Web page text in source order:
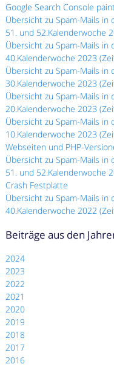
Google Search Console
Übersicht zu Spam-Mails in
51. und 52.Kalenderwoche
Übersicht zu Spam-Mails in
40.Kalenderwoche 2023
Übersicht zu Spam-Mails in
30.Kalenderwoche 2023
Übersicht zu Spam-Mails in
20.Kalenderwoche 2023
Übersicht zu Spam-Mails in
10.Kalenderwoche 2023
Webseiten und PHP-
Übersicht zu Spam-Mails in
51. und 52.Kalenderwoche
Crash Festplatte
Übersicht zu Spam-Mails in
40.Kalenderwoche 2022
Beiträge aus den
2024
2023
2022
2021
2020
2019
2018
2017
2016